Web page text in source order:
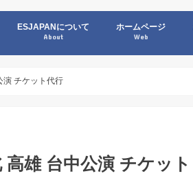
ESJAPANについて
About
ホームページ
Web
演 チケット代行
雄 台中公演 チケット